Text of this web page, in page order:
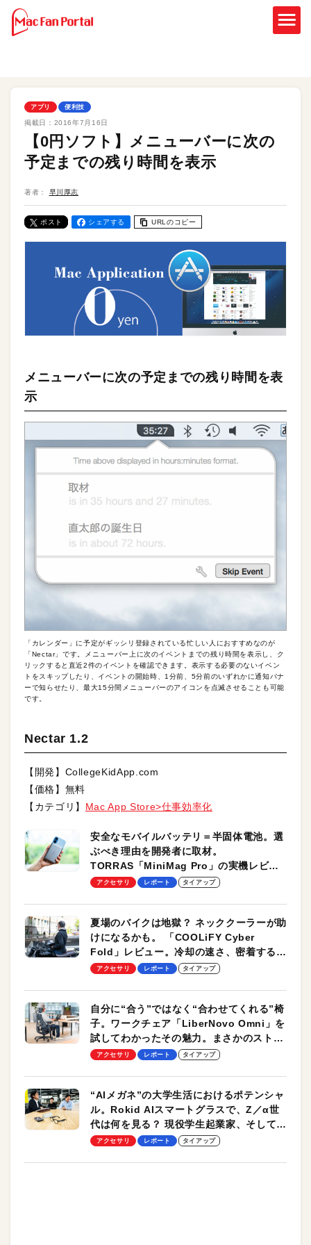
アプリ 便利技
掲載日： 2016年7月16日
【0円ソフト】メニューバーに次の
予定までの残り時間を表示
著者： 早川厚志
ポスト シェアする URLのコピー
メニューバーに次の予定までの残り時間を表
示
「カレンダー」に予定がギッシリ登録されている忙しい人におすすめなのが
「Nectar」です。メニューバー上に次のイベントまでの残り時間を表示し、ク
リックすると直近2件のイベントを確認できます。表示する必要のないイベン
トをスキップしたり、イベントの開始時、1分前、5分前のいずれかに通知バナ
ーで知らせたり、最大15分間メニューバーのアイコンを点滅させることも可能
です。
Nectar 1.2
【開発】CollegeKidApp.com
【価格】無料
【カテゴリ】 Mac App Store>仕事効率化
安全なモバイルバッテリ＝半固体電池。選
ぶべき理由を開発者に取材。
TORRAS「MiniMag Pro」の実機レビュ
ーも
アクセサリ レポート タイアップ
夏場のバイクは地獄？ ネッククーラーが助
けになるかも。 「COOLiFY Cyber
Fold」レビュー。冷却の速さ、密着する冷
却プレート、シンプルな操作性がグッド！
アクセサリ レポート タイアップ
自分に“合う”ではなく“合わせてくれる”椅
子。ワークチェア「LiberNovo Omni」を
試してわかったその魅力。まさかのストレ
ッチ機能も搭載
アクセサリ レポート タイアップ
“AIメガネ”の大学生活におけるポテンシャ
ル。Rokid AIスマートグラスで、Z／α世
代は何を見る？ 現役学生起業家、そして教
授による体験会レポート【PR】
アクセサリ レポート タイアップ